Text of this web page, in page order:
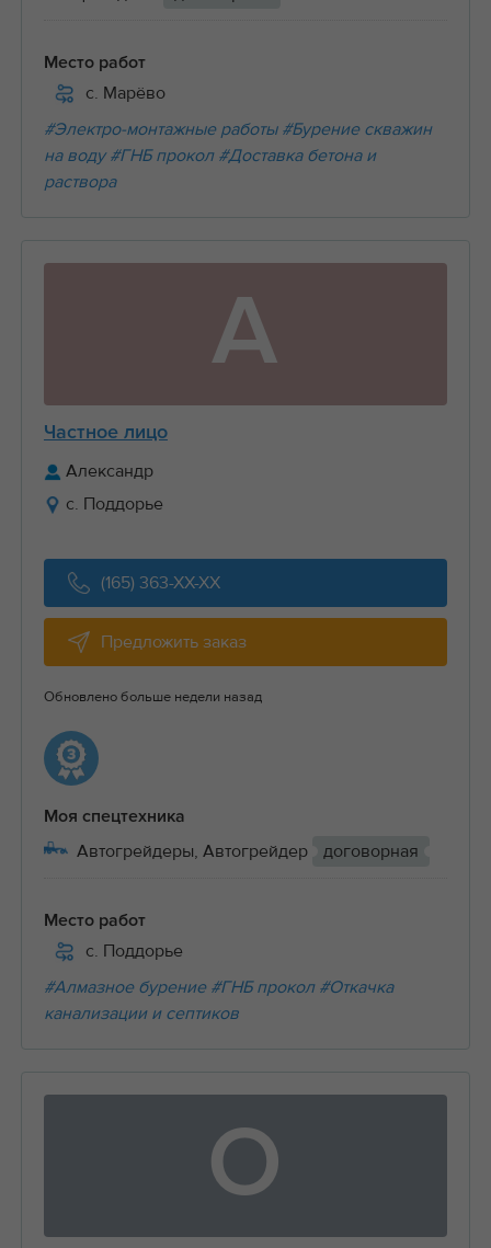
Место работ
с. Марёво
#Электро-монтажные работы #Бурение скважин
на воду #ГНБ прокол #Доставка бетона и
раствора
А
Частное лицо
Александр
с. Поддорье
(165) 363-XX-XX
Предложить заказ
Обновлено больше недели назад
Моя спецтехника
Автогрейдеры, Автогрейдер договорная
Место работ
с. Поддорье
#Алмазное бурение #ГНБ прокол #Откачка
канализации и септиков
О